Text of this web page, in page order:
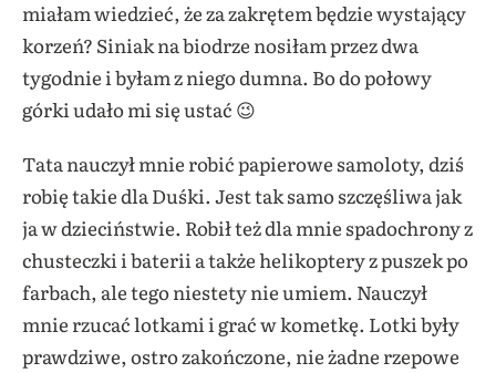
miałam wiedzieć, że za zakrętem będzie wystający
korzeń? Siniak na biodrze nosiłam przez dwa
tygodnie i byłam z niego dumna. Bo do połowy
górki udało mi się ustać 😉
Tata nauczył mnie robić papierowe samoloty, dziś
robię takie dla Duśki. Jest tak samo szczęśliwa jak
ja w dzieciństwie. Robił też dla mnie spadochrony z
chusteczki i baterii a także helikoptery z puszek po
farbach, ale tego niestety nie umiem. Nauczył
mnie rzucać lotkami i grać w kometkę. Lotki były
prawdziwe, ostro zakończone, nie żadne rzepowe